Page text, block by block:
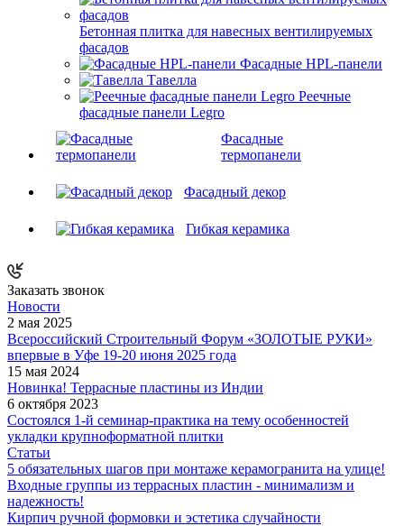
Бетонная плитка для навесных вентилируемых
фасадов
Фасадные HPL-панели
Тавелла
Реечные
фасадные панели Legro
Фасадные
термопанели
Фасадный декор
Гибкая керамика
Заказать звонок
Новости
2 мая 2025
Всероссийский Строительный Форум «ЗОЛОТЫЕ РУКИ»
впервые в Уфе 19-20 июня 2025 года
15 мая 2024
Новинка! Террасные пластины из Индии
6 октября 2023
Состоялся 1-й семинар-практика на тему особенностей
укладки крупноформатной плитки
Статьи
5 обязательных шагов при монтаже керамогранита на улице!
Входные группы из террасных пластин - минимализм и
надежность!
Кирпич ручной формовки и эстетика случайности